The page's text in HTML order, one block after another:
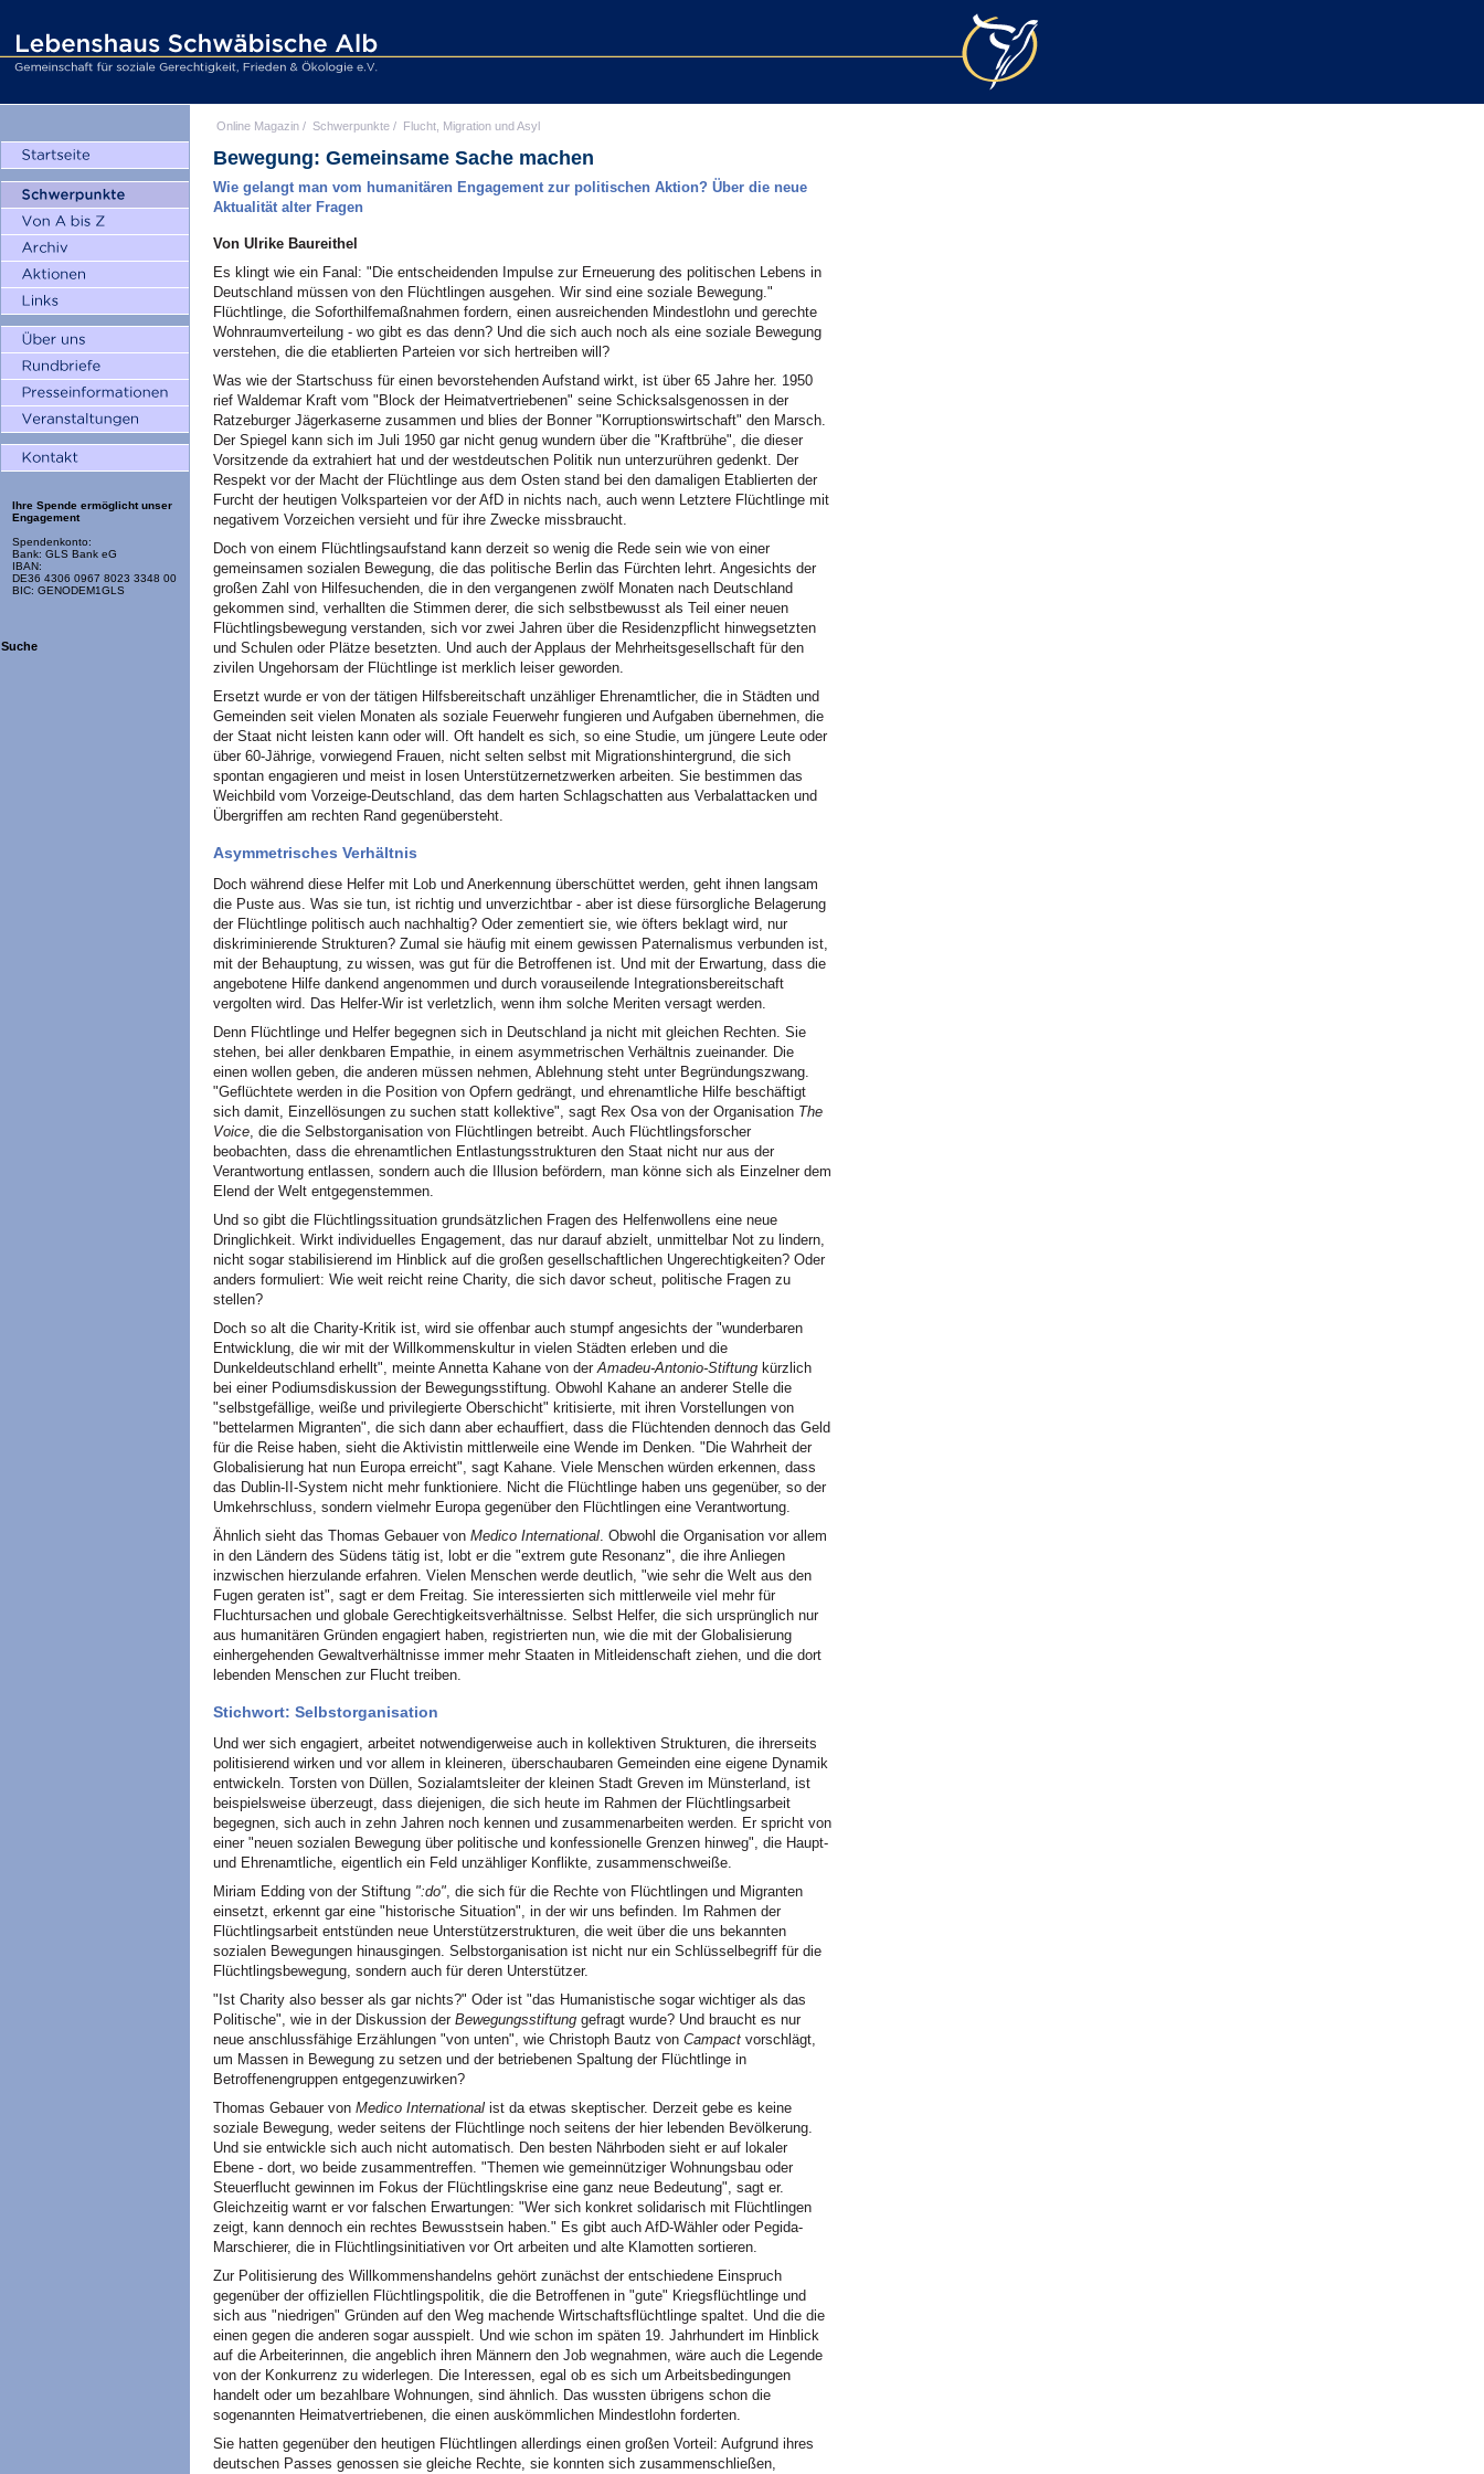
Ihre Spende ermöglicht unser
Engagement
Spendenkonto:
Bank: GLS Bank eG
IBAN:
DE36 4306 0967 8023 3348 00
BIC: GENODEM1GLS
Suche
Online Magazin / Schwerpunkte / Flucht, Migration und Asyl
Bewegung: Gemeinsame Sache machen
Wie gelangt man vom humanitären Engagement zur politischen Aktion? Über die neue
Aktualität alter Fragen
Von Ulrike Baureithel
Es klingt wie ein Fanal: "Die entscheidenden Impulse zur Erneuerung des politischen Lebens in
Deutschland müssen von den Flüchtlingen ausgehen. Wir sind eine soziale Bewegung."
Flüchtlinge, die Soforthilfemaßnahmen fordern, einen ausreichenden Mindestlohn und gerechte
Wohnraumverteilung - wo gibt es das denn? Und die sich auch noch als eine soziale Bewegung
verstehen, die die etablierten Parteien vor sich hertreiben will?
Was wie der Startschuss für einen bevorstehenden Aufstand wirkt, ist über 65 Jahre her. 1950
rief Waldemar Kraft vom "Block der Heimatvertriebenen" seine Schicksalsgenossen in der
Ratzeburger Jägerkaserne zusammen und blies der Bonner "Korruptionswirtschaft" den Marsch.
Der Spiegel kann sich im Juli 1950 gar nicht genug wundern über die "Kraftbrühe", die dieser
Vorsitzende da extrahiert hat und der westdeutschen Politik nun unterzurühren gedenkt. Der
Respekt vor der Macht der Flüchtlinge aus dem Osten stand bei den damaligen Etablierten der
Furcht der heutigen Volksparteien vor der AfD in nichts nach, auch wenn Letztere Flüchtlinge mit
negativem Vorzeichen versieht und für ihre Zwecke missbraucht.
Doch von einem Flüchtlingsaufstand kann derzeit so wenig die Rede sein wie von einer
gemeinsamen sozialen Bewegung, die das politische Berlin das Fürchten lehrt. Angesichts der
großen Zahl von Hilfesuchenden, die in den vergangenen zwölf Monaten nach Deutschland
gekommen sind, verhallten die Stimmen derer, die sich selbstbewusst als Teil einer neuen
Flüchtlingsbewegung verstanden, sich vor zwei Jahren über die Residenzpflicht hinwegsetzten
und Schulen oder Plätze besetzten. Und auch der Applaus der Mehrheitsgesellschaft für den
zivilen Ungehorsam der Flüchtlinge ist merklich leiser geworden.
Ersetzt wurde er von der tätigen Hilfsbereitschaft unzähliger Ehrenamtlicher, die in Städten und
Gemeinden seit vielen Monaten als soziale Feuerwehr fungieren und Aufgaben übernehmen, die
der Staat nicht leisten kann oder will. Oft handelt es sich, so eine Studie, um jüngere Leute oder
über 60-Jährige, vorwiegend Frauen, nicht selten selbst mit Migrationshintergrund, die sich
spontan engagieren und meist in losen Unterstützernetzwerken arbeiten. Sie bestimmen das
Weichbild vom Vorzeige-Deutschland, das dem harten Schlagschatten aus Verbalattacken und
Übergriffen am rechten Rand gegenübersteht.
Asymmetrisches Verhältnis
Doch während diese Helfer mit Lob und Anerkennung überschüttet werden, geht ihnen langsam
die Puste aus. Was sie tun, ist richtig und unverzichtbar - aber ist diese fürsorgliche Belagerung
der Flüchtlinge politisch auch nachhaltig? Oder zementiert sie, wie öfters beklagt wird, nur
diskriminierende Strukturen? Zumal sie häufig mit einem gewissen Paternalismus verbunden ist,
mit der Behauptung, zu wissen, was gut für die Betroffenen ist. Und mit der Erwartung, dass die
angebotene Hilfe dankend angenommen und durch vorauseilende Integrationsbereitschaft
vergolten wird. Das Helfer-Wir ist verletzlich, wenn ihm solche Meriten versagt werden.
Denn Flüchtlinge und Helfer begegnen sich in Deutschland ja nicht mit gleichen Rechten. Sie
stehen, bei aller denkbaren Empathie, in einem asymmetrischen Verhältnis zueinander. Die
einen wollen geben, die anderen müssen nehmen, Ablehnung steht unter Begründungszwang.
"Geflüchtete werden in die Position von Opfern gedrängt, und ehrenamtliche Hilfe beschäftigt
sich damit, Einzellösungen zu suchen statt kollektive", sagt Rex Osa von der Organisation The
Voice, die die Selbstorganisation von Flüchtlingen betreibt. Auch Flüchtlingsforscher
beobachten, dass die ehrenamtlichen Entlastungsstrukturen den Staat nicht nur aus der
Verantwortung entlassen, sondern auch die Illusion befördern, man könne sich als Einzelner dem
Elend der Welt entgegenstemmen.
Und so gibt die Flüchtlingssituation grundsätzlichen Fragen des Helfenwollens eine neue
Dringlichkeit. Wirkt individuelles Engagement, das nur darauf abzielt, unmittelbar Not zu lindern,
nicht sogar stabilisierend im Hinblick auf die großen gesellschaftlichen Ungerechtigkeiten? Oder
anders formuliert: Wie weit reicht reine Charity, die sich davor scheut, politische Fragen zu
stellen?
Doch so alt die Charity-Kritik ist, wird sie offenbar auch stumpf angesichts der "wunderbaren
Entwicklung, die wir mit der Willkommenskultur in vielen Städten erleben und die
Dunkeldeutschland erhellt", meinte Annetta Kahane von derAmadeu-Antonio-Stiftung kürzlich
bei einer Podiumsdiskussion der Bewegungsstiftung. Obwohl Kahane an anderer Stelle die
"selbstgefällige, weiße und privilegierte Oberschicht" kritisierte, mit ihren Vorstellungen von
"bettelarmen Migranten", die sich dann aber echauffiert, dass die Flüchtenden dennoch das Geld
für die Reise haben, sieht die Aktivistin mittlerweile eine Wende im Denken. "Die Wahrheit der
Globalisierung hat nun Europa erreicht", sagt Kahane. Viele Menschen würden erkennen, dass
das Dublin-II-System nicht mehr funktioniere. Nicht die Flüchtlinge haben uns gegenüber, so der
Umkehrschluss, sondern vielmehr Europa gegenüber den Flüchtlingen eine Verantwortung.
Ähnlich sieht das Thomas Gebauer von Medico International. Obwohl die Organisation vor allem
in den Ländern des Südens tätig ist, lobt er die "extrem gute Resonanz", die ihre Anliegen
inzwischen hierzulande erfahren. Vielen Menschen werde deutlich, "wie sehr die Welt aus den
Fugen geraten ist", sagt er dem Freitag. Sie interessierten sich mittlerweile viel mehr für
Fluchtursachen und globale Gerechtigkeitsverhältnisse. Selbst Helfer, die sich ursprünglich nur
aus humanitären Gründen engagiert haben, registrierten nun, wie die mit der Globalisierung
einhergehenden Gewaltverhältnisse immer mehr Staaten in Mitleidenschaft ziehen, und die dort
lebenden Menschen zur Flucht treiben.
Stichwort: Selbstorganisation
Und wer sich engagiert, arbeitet notwendigerweise auch in kollektiven Strukturen, die ihrerseits
politisierend wirken und vor allem in kleineren, überschaubaren Gemeinden eine eigene Dynamik
entwickeln. Torsten von Düllen, Sozialamtsleiter der kleinen Stadt Greven im Münsterland, ist
beispielsweise überzeugt, dass diejenigen, die sich heute im Rahmen der Flüchtlingsarbeit
begegnen, sich auch in zehn Jahren noch kennen und zusammenarbeiten werden. Er spricht von
einer "neuen sozialen Bewegung über politische und konfessionelle Grenzen hinweg", die Haupt-
und Ehrenamtliche, eigentlich ein Feld unzähliger Konflikte, zusammenschweiße.
Miriam Edding von der Stiftung ":do", die sich für die Rechte von Flüchtlingen und Migranten
einsetzt, erkennt gar eine "historische Situation", in der wir uns befinden. Im Rahmen der
Flüchtlingsarbeit entstünden neue Unterstützerstrukturen, die weit über die uns bekannten
sozialen Bewegungen hinausgingen. Selbstorganisation ist nicht nur ein Schlüsselbegriff für die
Flüchtlingsbewegung, sondern auch für deren Unterstützer.
"Ist Charity also besser als gar nichts?" Oder ist "das Humanistische sogar wichtiger als das
Politische", wie in der Diskussion der Bewegungsstiftung gefragt wurde? Und braucht es nur
neue anschlussfähige Erzählungen "von unten", wie Christoph Bautz von Campact vorschlägt,
um Massen in Bewegung zu setzen und der betriebenen Spaltung der Flüchtlinge in
Betroffenengruppen entgegenzuwirken?
Thomas Gebauer von Medico International ist da etwas skeptischer. Derzeit gebe es keine
soziale Bewegung, weder seitens der Flüchtlinge noch seitens der hier lebenden Bevölkerung.
Und sie entwickle sich auch nicht automatisch. Den besten Nährboden sieht er auf lokaler
Ebene - dort, wo beide zusammentreffen. "Themen wie gemeinnütziger Wohnungsbau oder
Steuerflucht gewinnen im Fokus der Flüchtlingskrise eine ganz neue Bedeutung", sagt er.
Gleichzeitig warnt er vor falschen Erwartungen: "Wer sich konkret solidarisch mit Flüchtlingen
zeigt, kann dennoch ein rechtes Bewusstsein haben." Es gibt auch AfD-Wähler oder Pegida-
Marschierer, die in Flüchtlingsinitiativen vor Ort arbeiten und alte Klamotten sortieren.
Zur Politisierung des Willkommenshandelns gehört zunächst der entschiedene Einspruch
gegenüber der offiziellen Flüchtlingspolitik, die die Betroffenen in "gute" Kriegsflüchtlinge und
sich aus "niedrigen" Gründen auf den Weg machende Wirtschaftsflüchtlinge spaltet. Und die die
einen gegen die anderen sogar ausspielt. Und wie schon im späten 19. Jahrhundert im Hinblick
auf die Arbeiterinnen, die angeblich ihren Männern den Job wegnahmen, wäre auch die Legende
von der Konkurrenz zu widerlegen. Die Interessen, egal ob es sich um Arbeitsbedingungen
handelt oder um bezahlbare Wohnungen, sind ähnlich. Das wussten übrigens schon die
sogenannten Heimatvertriebenen, die einen auskömmlichen Mindestlohn forderten.
Sie hatten gegenüber den heutigen Flüchtlingen allerdings einen großen Vorteil: Aufgrund ihres
deutschen Passes genossen sie gleiche Rechte, sie konnten sich zusammenschließen,